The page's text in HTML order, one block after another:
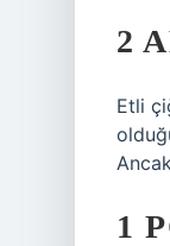
2
Etli
1